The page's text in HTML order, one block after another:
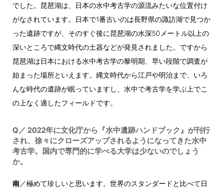
でした。琵琶湖は、日本の水中考古学の源流みたいな位置付け
がなされています。日本で1番古いのは長野県の諏訪湖で見つか
った遺跡ですが、そのすぐ後に琵琶湖の水深50メートル以上の
深いところで縄文時代の土器などが発見されました。ですから
琵琶湖は日本における水中考古学の黎明期、早い段階で調査が
始まった場所といえます。縄文時代から江戸や明治まで、いろ
んな時代の遺跡が眠っていますし、水中で考古学を学ぶ上でこ
の上なく適したフィールドです。
Q／ 2022年に文化庁から『水中遺跡ハンドブック』が刊行
され、徐々にクローズアップされるようになってきた水中
考古学。国内で専門的に学べる大学は少ないのでしょう
か。
南／極めて珍しいと思います。世界のスタンダードと比べて日